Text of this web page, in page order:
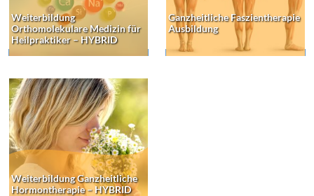
Weiterbildung
Orthomolekulare Medizin für
Heilpraktiker – HYBRID
Ganzheitliche Faszientherapie
Ausbildung
Weiterbildung Ganzheitliche
Hormontherapie – HYBRID